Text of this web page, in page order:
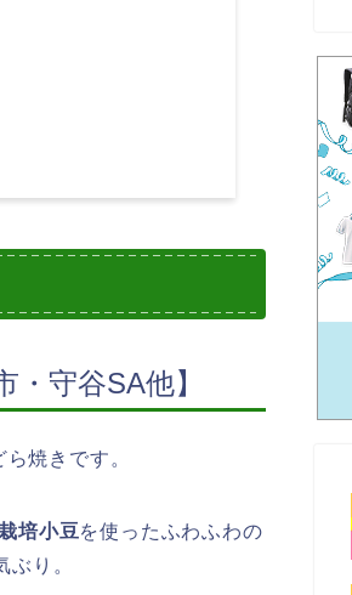
守谷SA他】
焼きです。
培小豆を使ったふわふわの
り。